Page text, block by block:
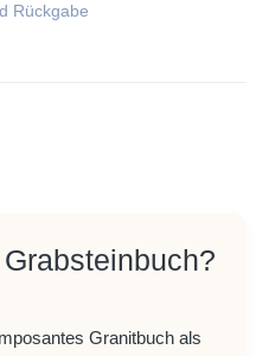
Rückgabe
Granitbuch als